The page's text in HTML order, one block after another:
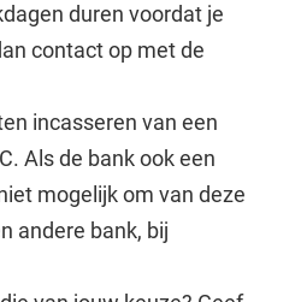
duren voordat je
contact op met de
incasseren van een
Als de bank ook een
mogelijk om van deze
andere bank, bij